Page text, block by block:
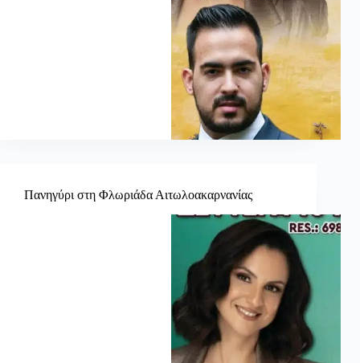
Πανηγύρι στη Φλωριάδα Αιτωλοακαρνανίας